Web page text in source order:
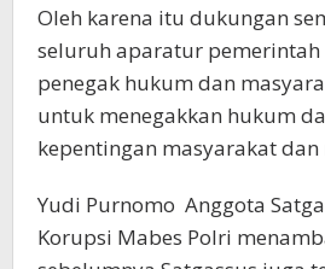
Oleh karena itu dukungan
seluruh aparatur pemerintah
penegak hukum dan
untuk menegakkan hukum
kepentingan masyarakat dan
Yudi Purnomo Anggota
Korupsi Mabes Polri